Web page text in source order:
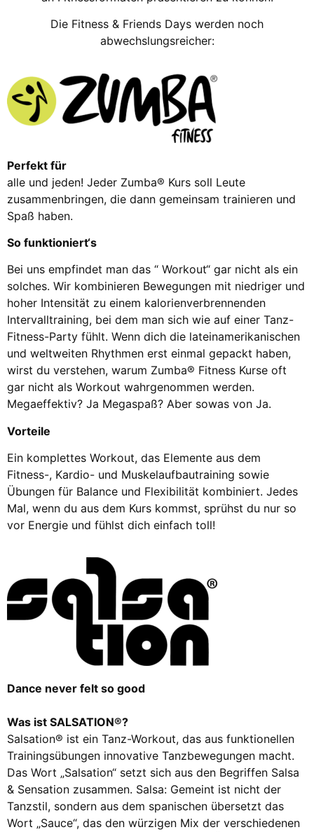
Die Fitness & Friends Days werden noch
abwechslungsreicher:
Perfekt für
alle und jeden! Jeder Zumba® Kurs soll Leute
zusammenbringen, die dann gemeinsam trainieren und
Spaß haben.
So funktioniert‘s
Bei uns empfindet man das “ Workout“ gar nicht als ein
solches. Wir kombinieren Bewegungen mit niedriger und
hoher Intensität zu einem kalorienverbrennenden
Intervalltraining, bei dem man sich wie auf einer Tanz-
Fitness-Party fühlt. Wenn dich die lateinamerikanischen
und weltweiten Rhythmen erst einmal gepackt haben,
wirst du verstehen, warum Zumba® Fitness Kurse oft
gar nicht als Workout wahrgenommen werden.
Megaeffektiv? Ja Megaspaß? Aber sowas von Ja.
Vorteile
Ein komplettes Workout, das Elemente aus dem
Fitness-, Kardio- und Muskelaufbautraining sowie
Übungen für Balance und Flexibilität kombiniert. Jedes
Mal, wenn du aus dem Kurs kommst, sprühst du nur so
vor Energie und fühlst dich einfach toll!
Dance never felt so good
Was ist SALSATION®?
Salsation® ist ein Tanz-Workout, das aus funktionellen
Trainingsübungen innovative Tanzbewegungen macht.
Das Wort „Salsation“ setzt sich aus den Begriffen Salsa
& Sensation zusammen. Salsa: Gemeint ist nicht der
Tanzstil, sondern aus dem spanischen übersetzt das
Wort „Sauce“, das den würzigen Mix der verschiedenen